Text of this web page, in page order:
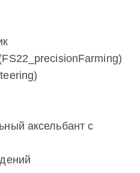
аксельбант с